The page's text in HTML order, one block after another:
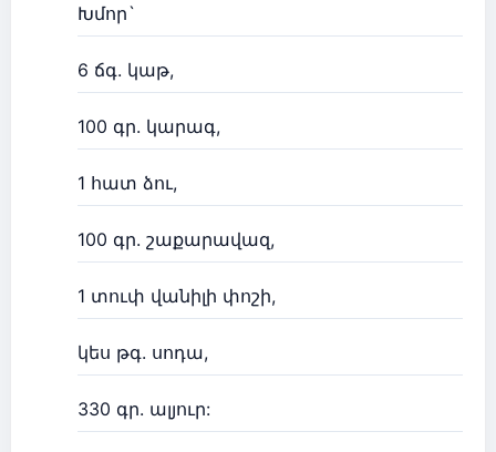
Խմոր`
6 ճգ. կաթ,
100 գր. կարագ,
1 հատ ձու,
100 գր. շաքարավազ,
1 տուփ վանիլի փոշի,
կես թգ. սոդա,
330 գր. ալյուր: